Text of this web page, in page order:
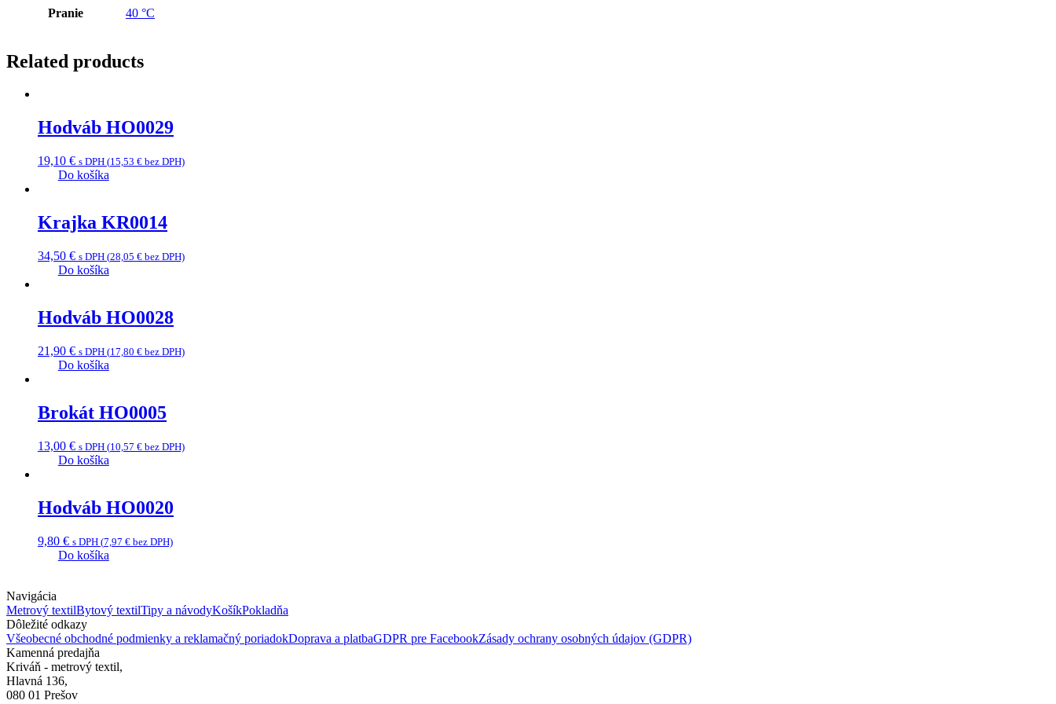
Pranie 40 °C
Related products
Hodváb HO0029
19,10 € s DPH (15,53 € bez DPH)
Do košíka
Krajka KR0014
34,50 € s DPH (28,05 € bez DPH)
Do košíka
Hodváb HO0028
21,90 € s DPH (17,80 € bez DPH)
Do košíka
Brokát HO0005
13,00 € s DPH (10,57 € bez DPH)
Do košíka
Hodváb HO0020
9,80 € s DPH (7,97 € bez DPH)
Do košíka
Navigácia
Metrový textilBytový textilTipy a návodyKošíkPokladňa
Dôležité odkazy
Všeobecné obchodné podmienky a reklamačný poriadokDoprava a platbaGDPR pre FacebookZásady ochrany osobných údajov (GDPR)
Kamenná predajňa
Kriváň - metrový textil,
Hlavná 136,
080 01 Prešov